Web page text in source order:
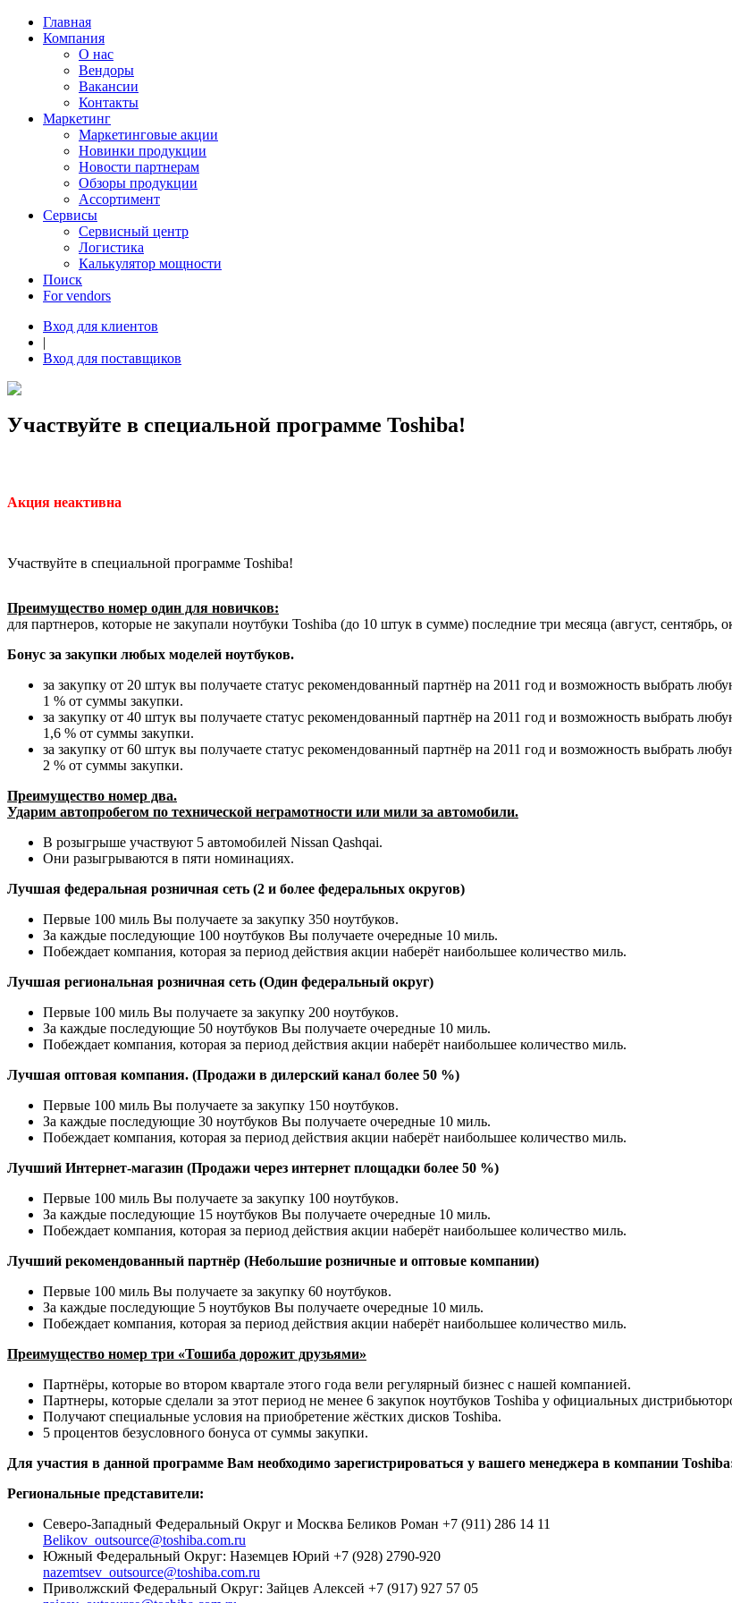
Главная
Компания
О нас
Вендоры
Вакансии
Контакты
Маркетинг
Маркетинговые акции
Новинки продукции
Новости партнерам
Обзоры продукции
Ассортимент
Сервисы
Сервисный центр
Логистика
Калькулятор мощности
Поиск
For vendors
Вход для клиентов
|
Вход для поставщиков
Участвуйте в специальной программе Toshiba!
Акция неактивна
Участвуйте в специальной программе Toshiba!
Преимущество номер один для новичков:
для партнеров, которые не закупали ноутбуки Toshiba (до 10 штук в сумме) последние три месяца (август, сентябрь,
Бонус за закупки любых моделей ноутбуков.
за закупку от 20 штук вы получаете статус рекомендованный партнёр на 2011 год и возможность выбрать
1 % от суммы закупки.
за закупку от 40 штук вы получаете статус рекомендованный партнёр на 2011 год и возможность выбрать
1,6 % от суммы закупки.
за закупку от 60 штук вы получаете статус рекомендованный партнёр на 2011 год и возможность выбрать
2 % от суммы закупки.
Преимущество номер два.
Ударим автопробегом по технической неграмотности или мили за автомобили.
В розыгрыше участвуют 5 автомобилей Nissan Qashqai.
Они разыгрываются в пяти номинациях.
Лучшая федеральная розничная сеть (2 и более федеральных округов)
Первые 100 миль Вы получаете за закупку 350 ноутбуков.
За каждые последующие 100 ноутбуков Вы получаете очередные 10 миль.
Побеждает компания, которая за период действия акции наберёт наибольшее количество миль.
Лучшая региональная розничная сеть (Один федеральный округ)
Первые 100 миль Вы получаете за закупку 200 ноутбуков.
За каждые последующие 50 ноутбуков Вы получаете очередные 10 миль.
Побеждает компания, которая за период действия акции наберёт наибольшее количество миль.
Лучшая оптовая компания. (Продажи в дилерский канал более 50 %)
Первые 100 миль Вы получаете за закупку 150 ноутбуков.
За каждые последующие 30 ноутбуков Вы получаете очередные 10 миль.
Побеждает компания, которая за период действия акции наберёт наибольшее количество миль.
Лучший Интернет-магазин (Продажи через интернет площадки более 50 %)
Первые 100 миль Вы получаете за закупку 100 ноутбуков.
За каждые последующие 15 ноутбуков Вы получаете очередные 10 миль.
Побеждает компания, которая за период действия акции наберёт наибольшее количество миль.
Лучший рекомендованный партнёр (Небольшие розничные и оптовые компании)
Первые 100 миль Вы получаете за закупку 60 ноутбуков.
За каждые последующие 5 ноутбуков Вы получаете очередные 10 миль.
Побеждает компания, которая за период действия акции наберёт наибольшее количество миль.
Преимущество номер три «Тошиба дорожит друзьями»
Партнёры, которые во втором квартале этого года вели регулярный бизнес с нашей компанией.
Партнеры, которые сделали за этот период не менее 6 закупок ноутбуков Toshiba у официальных
Получают специальные условия на приобретение жёстких дисков Toshiba.
5 процентов безусловного бонуса от суммы закупки.
Для участия в данной программе Вам необходимо зарегистрироваться у вашего менеджера в компании
Региональные представители:
Северо-Западный Федеральный Округ и Москва Беликов Роман +7 (911) 286 14 11
Belikov_outsource@toshiba.com.ru
Южный Федеральный Округ: Наземцев Юрий +7 (928) 2790-920
nazemtsev_outsource@toshiba.com.ru
Приволжский Федеральный Округ: Зайцев Алексей +7 (917) 927 57 05